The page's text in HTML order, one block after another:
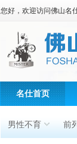
您好，欢迎访问佛山名
名仕首页
男性不育 前